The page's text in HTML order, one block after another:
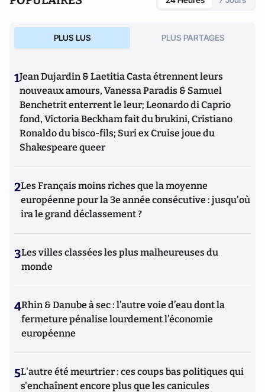
PLUS LUS PLUS PARTAGES
1Jean Dujardin & Laetitia Casta étrennent leurs
nouveaux amours, Vanessa Paradis & Samuel
Benchetrit enterrent le leur; Leonardo di Caprio
fond, Victoria Beckham fait du brukini, Cristiano
Ronaldo du bisco-fils; Suri ex Cruise joue du
Shakespeare queer
2Les Français moins riches que la moyenne
européenne pour la 3e année consécutive : jusqu'où
ira le grand déclassement ?
3Les villes classées les plus malheureuses du
monde
4Rhin & Danube à sec : l’autre voie d’eau dont la
fermeture pénalise lourdement l’économie
européenne
5L'autre été meurtrier : ces coups bas politiques qui
s'enchaînent encore plus que les canicules